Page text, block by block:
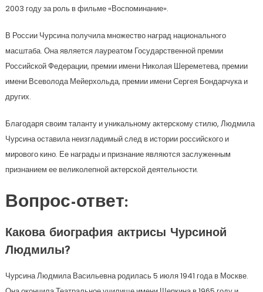
2003 году за роль в фильме «Воспоминание».
В России Чурсина получила множество наград национального
масштаба. Она является лауреатом Государственной премии
Российской Федерации, премии имени Николая Шереметева, премии
имени Всеволода Мейерхольда, премии имени Сергея Бондарчука и
других.
Благодаря своим таланту и уникальному актерскому стилю, Людмила
Чурсина оставила неизгладимый след в истории российского и
мирового кино. Ее награды и признание являются заслуженным
признанием ее великолепной актерской деятельности.
Вопрос-ответ:
Какова биография актрисы Чурсиной
Людмилы?
Чурсина Людмила Васильевна родилась 5 июля 1941 года в Москве.